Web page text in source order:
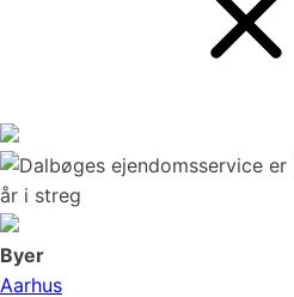
Byer
Aarhus